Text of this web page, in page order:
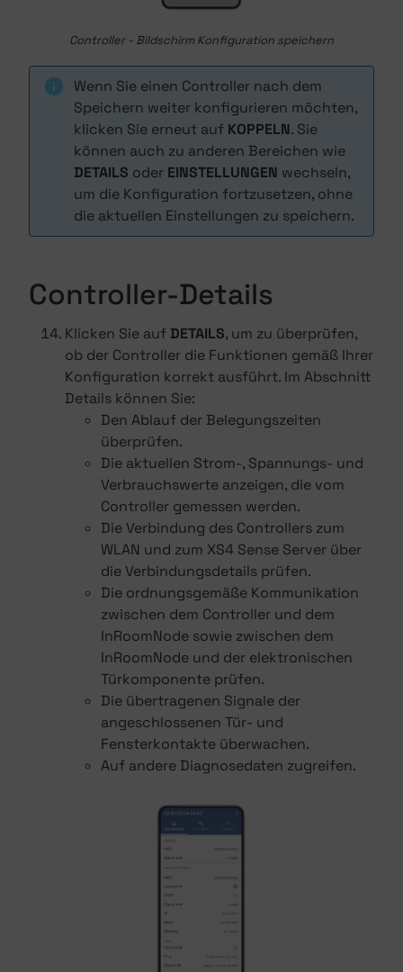
Controller - Bildschirm Konfiguration speichern
Wenn Sie einen Controller nach dem
Speichern weiter konfigurieren möchten,
klicken Sie erneut auf KOPPELN. Sie
können auch zu anderen Bereichen wie
DETAILS oder EINSTELLUNGEN wechseln,
um die Konfiguration fortzusetzen, ohne
die aktuellen Einstellungen zu speichern.
Controller-Details
Klicken Sie auf DETAILS, um zu überprüfen,
ob der Controller die Funktionen gemäß Ihrer
Konfiguration korrekt ausführt. Im Abschnitt
Details können Sie:
Den Ablauf der Belegungszeiten
überprüfen.
Die aktuellen Strom-, Spannungs- und
Verbrauchswerte anzeigen, die vom
Controller gemessen werden.
Die Verbindung des Controllers zum
WLAN und zum XS4 Sense Server über
die Verbindungsdetails prüfen.
Die ordnungsgemäße Kommunikation
zwischen dem Controller und dem
InRoomNode sowie zwischen dem
InRoomNode und der elektronischen
Türkomponente prüfen.
Die übertragenen Signale der
angeschlossenen Tür- und
Fensterkontakte überwachen.
Auf andere Diagnosedaten zugreifen.